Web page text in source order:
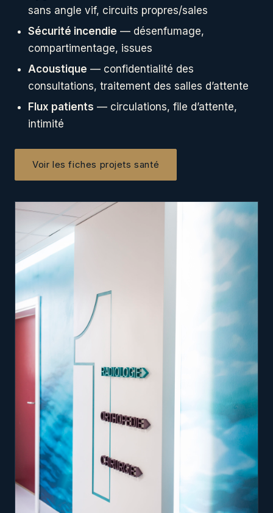
sans angle vif, circuits propres/sales
Sécurité incendie — désenfumage,
compartimentage, issues
Acoustique — confidentialité des
consultations, traitement des salles d’attente
Flux patients — circulations, file d’attente,
intimité
Voir les fiches projets santé